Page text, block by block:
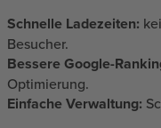
Schnelle Ladezeiten:
Besucher.
Bessere Google-
Optimierung.
Einfache Verwaltung: